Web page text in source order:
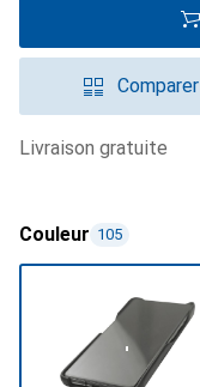
Comparer
livraison gratuite
Couleur 105